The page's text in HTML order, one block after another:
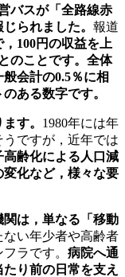
バスが「全路線赤
られました。 報道
100円の収益を上
のことです。全体
会計の0.5％に相
ある数字です。
す。 1980年には年
ですが，近年では
高齢化による人口減
化など，様々な要
は，単なる「移動
い年少者や高齢者
ラです。 病院へ通
り前の日常を支え